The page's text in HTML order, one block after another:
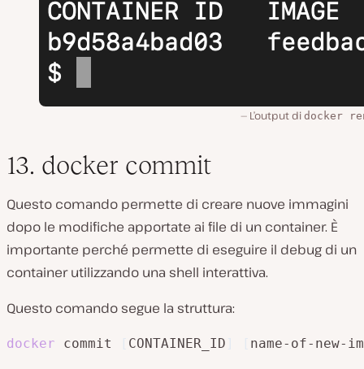
L’output di docker
13. docker commit
Questo comando permette di creare nuove immagini
dopo le modifiche apportate ai file di un container. È
importante perché permette di eseguire il debug di un
container utilizzando una shell interattiva.
Questo comando segue la struttura:
docker commit CONTAINER_ID name-of-new-